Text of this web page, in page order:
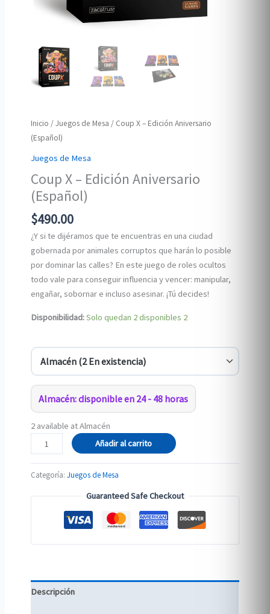
Inicio /Juegos de Mesa / Coup X – Edición Aniversario
(Español)
Juegos de Mesa
Coup X – Edición Aniversario
(Español)
$490.00
¿Y si te dijéramos que te encuentras en una ciudad
gobernada por animales corruptos que harán lo posible
por dominar las calles? En este juego de roles ocultos
todo vale para conseguir influencia y vencer: manipular,
engañar, sobornar e incluso asesinar. ¡Tú decides!
Disponibilidad:Solo quedan 2 disponibles 2
Almacén: disponible en 24 - 48 horas
2 available at Almacén
Coup
X
Aniversario
(Español)
Añadir al carrito
Categoría:Juegos de Mesa
Guaranteed Safe Checkout
Descripción